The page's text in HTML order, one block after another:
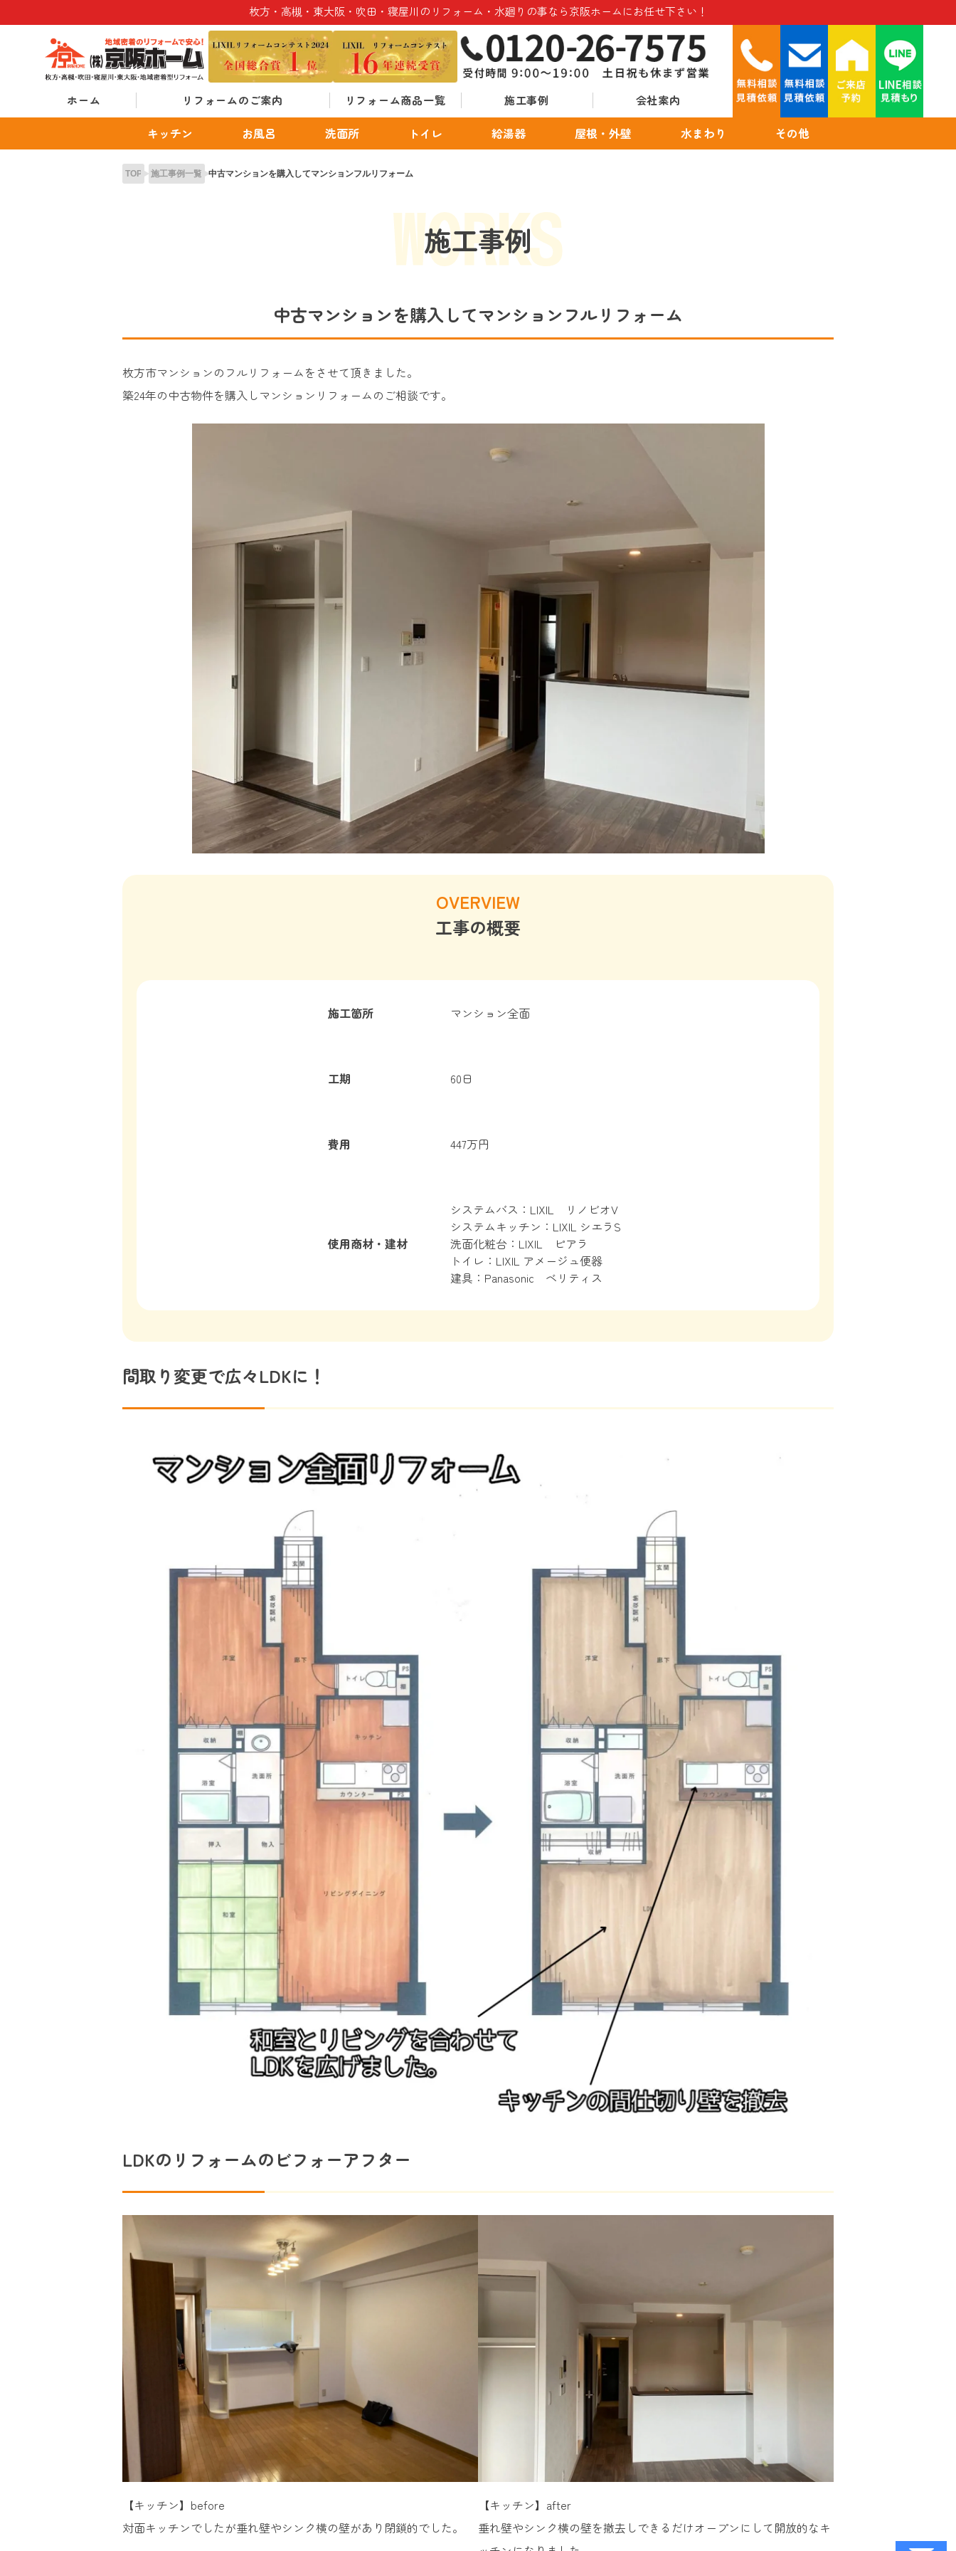
to
枚方・高槻・東大阪・吹田・寝屋川のリフォーム・水廻りの事なら京阪ホームにお任せ下さい！
ホーム リフォームのご案内 リフォーム商品一覧 施工事例 会社案内
キッチン お風呂 洗面所 トイレ 給湯器 屋根・外壁 水まわり その他
TOP 施工事例一覧 中古マンションを購入してマンションフルリフォーム
施工事例
中古マンションを購入してマンションフルリフォーム
枚方市マンションのフルリフォームをさせて頂きました。
築24年の中古物件を購入しマンションリフォームのご相談です。
OVERVIEW
工事の概要
施工箇所 マンション全面
工期 60日
費用 447万円
使用商材・建材
システムバス：LIXIL リノビオV
システムキッチン：LIXIL シエラS
洗面化粧台：LIXIL ピアラ
トイレ：LIXIL アメージュ便器
建具：Panasonic ベリティス
間取り変更で広々LDKに！
LDKのリフォームのビフォーアフター
【キッチン】before
対面キッチンでしたが垂れ壁やシンク横の壁があり閉鎖的でした。
【キッチン】after
垂れ壁やシンク横の壁を撤去しできるだけオープンにして開放的なキ